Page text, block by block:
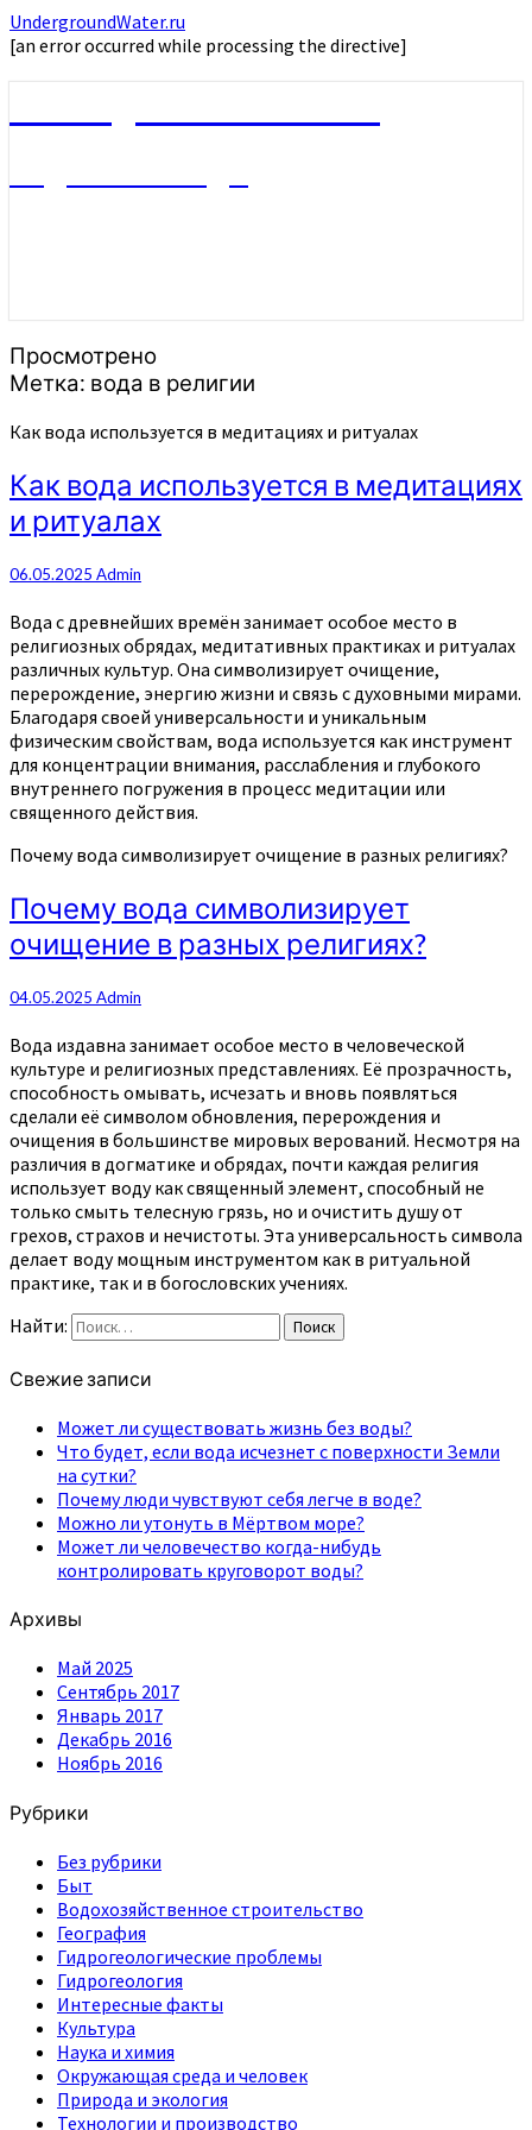
UndergroundWater.ru
[an error occurred while processing the directive]
Просмотрено
Метка: вода в религии
Как вода используется в медитациях и ритуалах
Как вода используется в медитациях
и ритуалах
06.05.2025 Admin
Вода с древнейших времён занимает особое место в
религиозных обрядах, медитативных практиках и ритуалах
различных культур. Она символизирует очищение,
перерождение, энергию жизни и связь с духовными мирами.
Благодаря своей универсальности и уникальным
физическим свойствам, вода используется как инструмент
для концентрации внимания, расслабления и глубокого
внутреннего погружения в процесс медитации или
священного действия.
Почему вода символизирует очищение в разных религиях?
Почему вода символизирует
очищение в разных религиях?
04.05.2025 Admin
Вода издавна занимает особое место в человеческой
культуре и религиозных представлениях. Её прозрачность,
способность омывать, исчезать и вновь появляться
сделали её символом обновления, перерождения и
очищения в большинстве мировых верований. Несмотря на
различия в догматике и обрядах, почти каждая религия
использует воду как священный элемент, способный не
только смыть телесную грязь, но и очистить душу от
грехов, страхов и нечистоты. Эта универсальность символа
делает воду мощным инструментом как в ритуальной
практике, так и в богословских учениях.
Найти:
Поиск
Свежие записи
Может ли существовать жизнь без воды?
Что будет, если вода исчезнет с поверхности Земли
на сутки?
Почему люди чувствуют себя легче в воде?
Можно ли утонуть в Мёртвом море?
Может ли человечество когда-нибудь
контролировать круговорот воды?
Архивы
Май 2025
Сентябрь 2017
Январь 2017
Декабрь 2016
Ноябрь 2016
Рубрики
Без рубрики
Быт
Водохозяйственное строительство
География
Гидрогеологические проблемы
Гидрогеология
Интересные факты
Культура
Наука и химия
Окружающая среда и человек
Природа и экология
Технологии и производство